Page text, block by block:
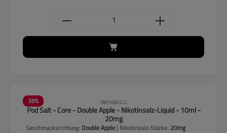
Produkt Anzahl: Gib den
38% SW16842.2
Pod Salt - Core - Double Apple - Nikotinsalz-Liquid - 10ml -
20mg
Geschmacksrichtung: Double Apple | Nikotinsalz-Stärke: 20mg